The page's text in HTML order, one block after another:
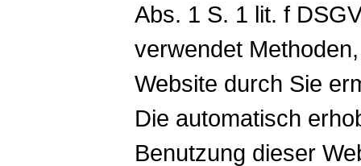
Abs. 1 S. 1 lit. f
verwendet
Website durch Sie
Die automatisch
Benutzung dieser